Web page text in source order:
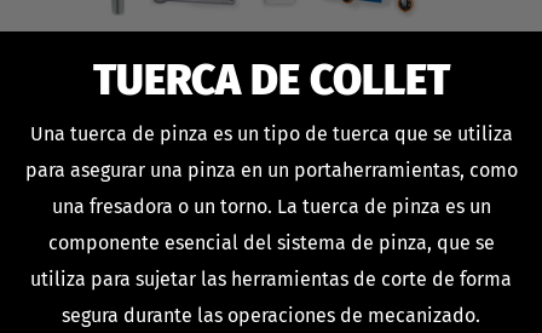
TUERCA DE COLLET
Una tuerca de pinza es un tipo de tuerca que se utiliza
para asegurar una pinza en un portaherramientas, como
una fresadora o un torno. La tuerca de pinza es un
componente esencial del sistema de pinza, que se
utiliza para sujetar las herramientas de corte de forma
segura durante las operaciones de mecanizado.